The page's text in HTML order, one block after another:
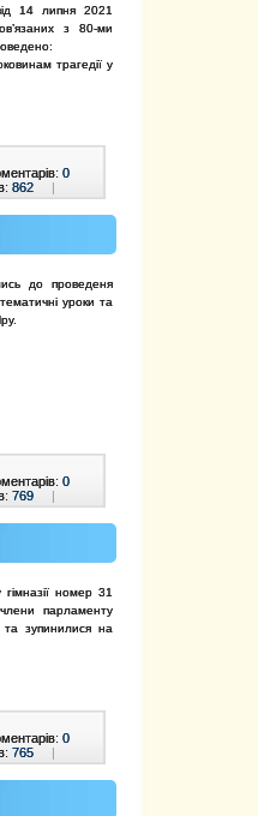
14 липня 2021
з 80-ми
трагедії у
0
862 |
до проведеня
уроки та
0
769
номер 31
парламенту
та зупинилися на
0
765 |